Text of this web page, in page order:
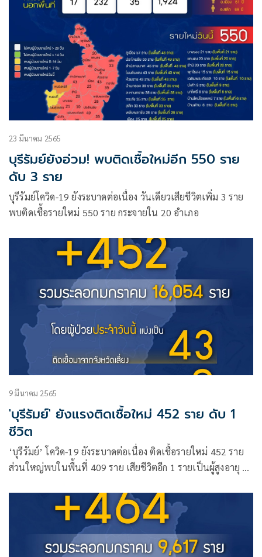
23 มีนาคม 2565
บุรีรัมย์ยังอ่วม! พบติดเชื้อใหม่อีก 550 ราย
ดับ 3 ราย
บุรีรัมย์โควิด-19 ยังระบาดต่อเนื่อง วันเดียวเสียชีวิตเพิ่ม 3 ราย
พบติดเชื้อรายใหม่ 550 ราย กระจายใน 20 อำเภอ
9 มีนาคม 2565
'บุรีรัมย์' ยังแรงติดเชื้อใหม่ 452 ราย ดับ 1
ชีวิต
‘บุรีรัมย์’ โควิด-19 ยังระบาดต่อเนื่อง ติดเชื้อรายใหม่ 452 ราย
ส่วนใหญ่พบในพื้นที่ 409 ราย เสียชีวิตอีก 1 รายเป็นผู้สูงอายุ 89